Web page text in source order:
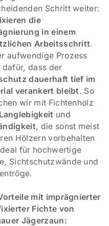
Schritt weiter:
die
in einem
Arbeitsschritt.
aufwendige Prozess
dafür, dass der
dauerhaft tief im
verankert bleibt. So
wir mit Fichtenholz
Langlebigkeit und
, die sonst meist
Hölzern vorbehalten
für hochwertige
Sichtschutzwände und
mit imprägnierter
Fichte von
Jägerzaun: